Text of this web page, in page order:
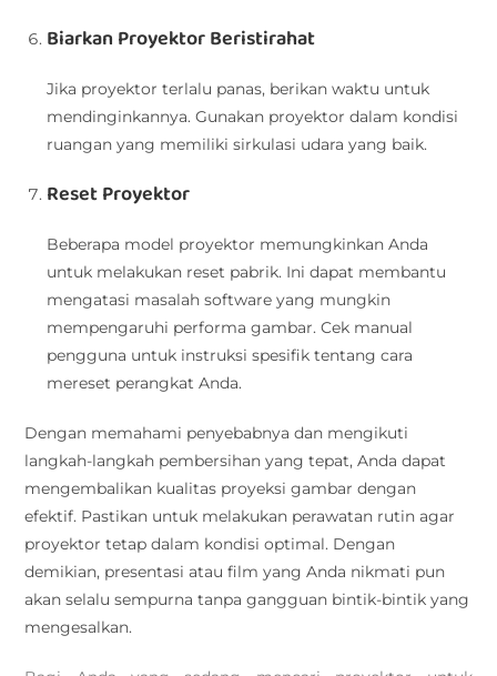
Biarkan Proyektor Beristirahat
Jika proyektor terlalu panas, berikan waktu untuk
mendinginkannya. Gunakan proyektor dalam kondisi
ruangan yang memiliki sirkulasi udara yang baik.
Reset Proyektor
Beberapa model proyektor memungkinkan Anda
untuk melakukan reset pabrik. Ini dapat membantu
mengatasi masalah software yang mungkin
mempengaruhi performa gambar. Cek manual
pengguna untuk instruksi spesifik tentang cara
mereset perangkat Anda.
Dengan memahami penyebabnya dan mengikuti
langkah-langkah pembersihan yang tepat, Anda dapat
mengembalikan kualitas proyeksi gambar dengan
efektif. Pastikan untuk melakukan perawatan rutin agar
proyektor tetap dalam kondisi optimal. Dengan
demikian, presentasi atau film yang Anda nikmati pun
akan selalu sempurna tanpa gangguan bintik-bintik yang
mengesalkan.